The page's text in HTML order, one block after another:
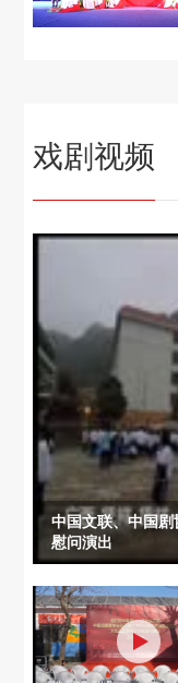
戏剧视频
中国文联、中国剧
慰问演出